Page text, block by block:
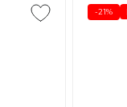
-21%